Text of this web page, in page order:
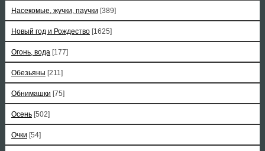
Насекомые, жучки, паучки [389]
Новый год и Рождество [1625]
Огонь, вода [177]
Обезьяны [211]
Обнимашки [75]
Осень [502]
Очки [54]